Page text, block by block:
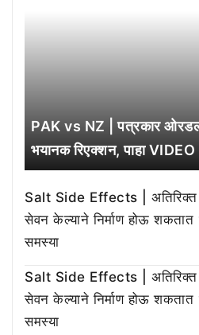
PAK vs NZ | पत्रकार
भयानक रिएक्शन, पाहा VIDEO
Salt Side Effects | अतिरिक्त
सेवन केल्याने निर्माण होऊ शकतात
समस्या
Salt Side Effects | अतिरिक्त
सेवन केल्याने निर्माण होऊ शकतात
समस्या